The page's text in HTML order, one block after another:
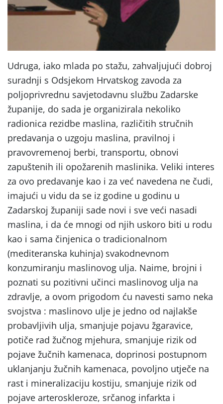
Udruga, iako mlada po stažu, zahvaljujući dobroj
suradnji s Odsjekom Hrvatskog zavoda za
poljoprivrednu savjetodavnu službu Zadarske
županije, do sada je organizirala nekoliko
radionica rezidbe maslina, različitih stručnih
predavanja o uzgoju maslina, pravilnoj i
pravovremenoj berbi, transportu, obnovi
zapuštenih ili opožarenih maslinika. Veliki interes
za ovo predavanje kao i za već navedena ne čudi,
imajući u vidu da se iz godine u godinu u
Zadarskoj županiji sade novi i sve veći nasadi
maslina, i da će mnogi od njih uskoro biti u rodu
kao i sama činjenica o tradicionalnom
(mediteranska kuhinja) svakodnevnom
konzumiranju maslinovog ulja. Naime, brojni i
poznati su pozitivni učinci maslinovog ulja na
zdravlje, a ovom prigodom ću navesti samo neka
svojstva : maslinovo ulje je jedno od najlakše
probavljivih ulja, smanjuje pojavu žgaravice,
potiče rad žučnog mjehura, smanjuje rizik od
pojave žučnih kamenaca, doprinosi postupnom
uklanjanju žučnih kamenaca, povoljno utječe na
rast i mineralizaciju kostiju, smanjuje rizik od
pojave arteroskleroze, srčanog infarkta i